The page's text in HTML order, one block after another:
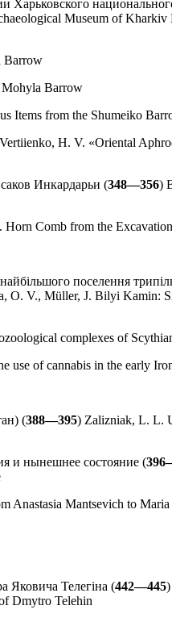
Харьковского
Museum of Kharkiv
Barrow
Mohyla Barrow
Items from the Shumeiko
H. V. «Oriental
Инкардарьи (348—356)
Horn Comb from the
поселення
O. V., Müller, J. Bilyi Kamin:
complexes of
use of cannabis in the early
(388—395) Zalizniak, L. L.
и нынешнее состояние (
Anastasia Mantsevich to
Яковича Телегіна (442—445
Dmytro Telehin